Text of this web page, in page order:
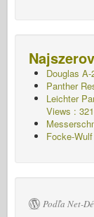
Douglas
Panther
Leichter
Views :
Focke-
Podľa Net-